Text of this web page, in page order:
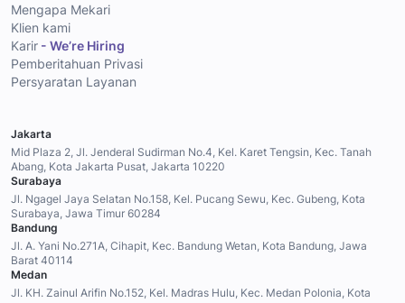
Mengapa Mekari
Klien kami
Karir - We’re Hiring
Pemberitahuan Privasi
Persyaratan Layanan
Jakarta
Mid Plaza 2, Jl. Jenderal Sudirman No.4, Kel. Karet Tengsin, Kec. Tanah
Abang, Kota Jakarta Pusat, Jakarta 10220
Surabaya
Jl. Ngagel Jaya Selatan No.158, Kel. Pucang Sewu, Kec. Gubeng, Kota
Surabaya, Jawa Timur 60284
Bandung
Jl. A. Yani No.271A, Cihapit, Kec. Bandung Wetan, Kota Bandung, Jawa
Barat 40114
Medan
Jl. KH. Zainul Arifin No.152, Kel. Madras Hulu, Kec. Medan Polonia, Kota